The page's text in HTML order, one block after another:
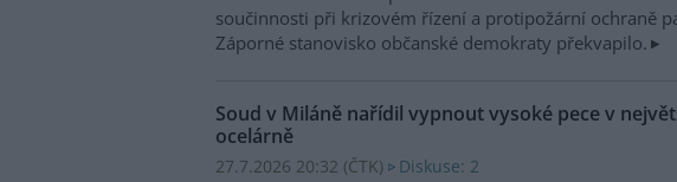
součinnosti při krizovém řízení a protipožární ochraně
Záporné stanovisko občanské demokraty překvapilo.
Soud v Miláně nařídil vypnout vysoké pece v
ocelárně
27.7.2026 20:32 (ČTK) Diskuse: 2